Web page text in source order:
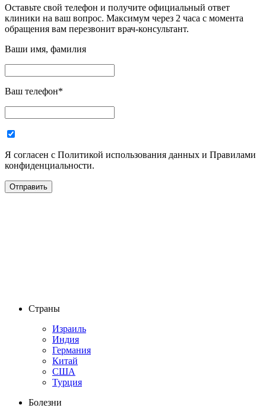
Оставьте свой телефон и получите официальный ответ
клиники на ваш вопрос. Максимум через 2 часа с момента
обращения вам перезвонит врач-консультант.
Ваши имя, фамилия
Ваш телефон*
Я согласен с Политикой использования данных и Правилами
конфиденциальности.
Страны
Израиль
Индия
Германия
Китай
США
Турция
Болезни